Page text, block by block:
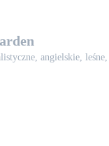
angielskie,